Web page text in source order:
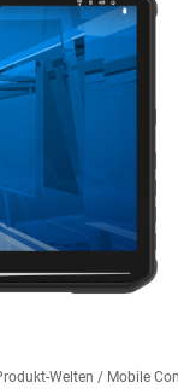
Welten / Mobile